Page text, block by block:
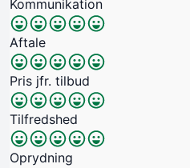
Kommunikation
Aftale
Pris jfr. tilbud
Tilfredshed
Oprydning